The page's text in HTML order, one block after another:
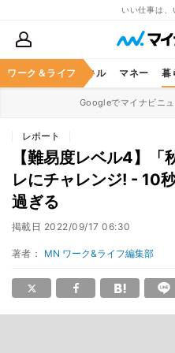
いい仕事は、
ワーク＆ライフ
ア ビジネススキル マネー 暮
Googleでマイナビニ
レポート
【難易度レベル4】「
レにチャレンジ! - 10
過ぎる
掲載日 2022/09/17 06:30
著者： MN ワーク&ライフ編集部